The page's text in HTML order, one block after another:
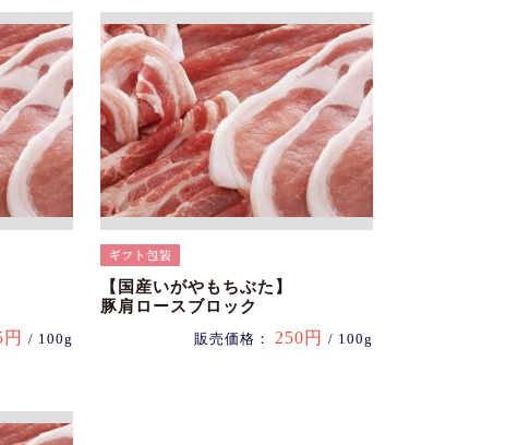
/ 100g
【国産いがやもちぶた】
豚肩ロースブロック
販売価格： 250円 / 100g